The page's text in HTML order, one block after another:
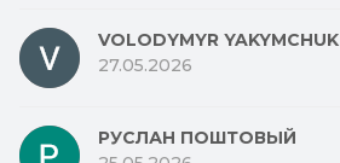
VOLODYMYR YAKYMCHUK
27.05.2026
РУСЛАН ПОШТОВЫЙ